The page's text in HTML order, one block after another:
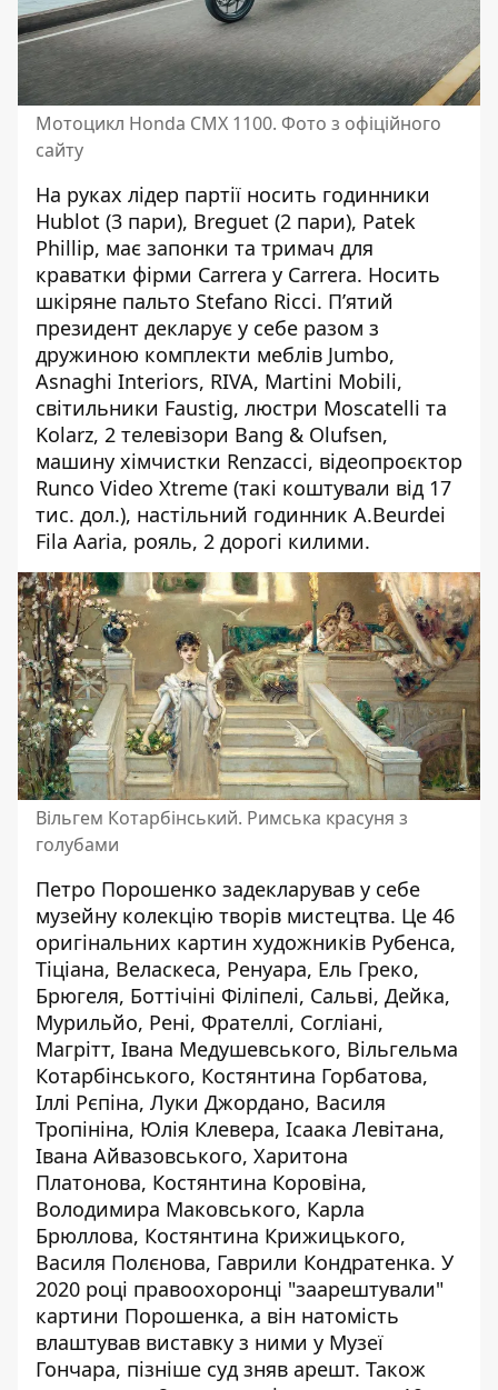
Мотоцикл Honda CMX 1100. Фото з офіційного
сайту
На руках лідер партії носить годинники
Hublot (3 пари), Breguet (2 пари), Patek
Phillip, має запонки та тримач для
краватки фірми Carrera y Carrera. Носить
шкіряне пальто Stefano Ricci. П’ятий
президент декларує у себе разом з
дружиною комплекти меблів Jumbo,
Asnaghi Interiors, RIVA, Martini Mobili,
світильники Faustig, люстри Moscatelli та
Kolarz, 2 телевізори Bang & Olufsen,
машину хімчистки Renzacci, відеопроєктор
Runco Video Xtreme (такі коштували від 17
тис. дол.), настільний годинник A.Beurdei
Fila Aaria, рояль, 2 дорогі килими.
Вільгем Котарбінський. Римська красуня з
голубами
Петро Порошенко задекларував у себе
музейну колекцію творів мистецтва. Це 46
оригінальних картин художників Рубенса,
Тіціана, Веласкеса, Ренуара, Ель Греко,
Брюгеля, Боттічіні Філіпелі, Сальві, Дейка,
Мурильйо, Рені, Фрателлі, Согліані,
Магрітт, Івана Медушевського, Вільгельма
Котарбінського, Костянтина Горбатова,
Іллі Рєпіна, Луки Джордано, Василя
Тропініна, Юлія Клевера, Ісаака Левітана,
Івана Айвазовського, Харитона
Платонова, Костянтина Коровіна,
Володимира Маковського, Карла
Брюллова, Костянтина Крижицького,
Василя Полєнова, Гаврили Кондратенка. У
2020 році правоохоронці "заарештували"
картини Порошенка, а він натомість
влаштував виставку з ними у Музеї
Гончара, пізніше суд зняв арешт. Також